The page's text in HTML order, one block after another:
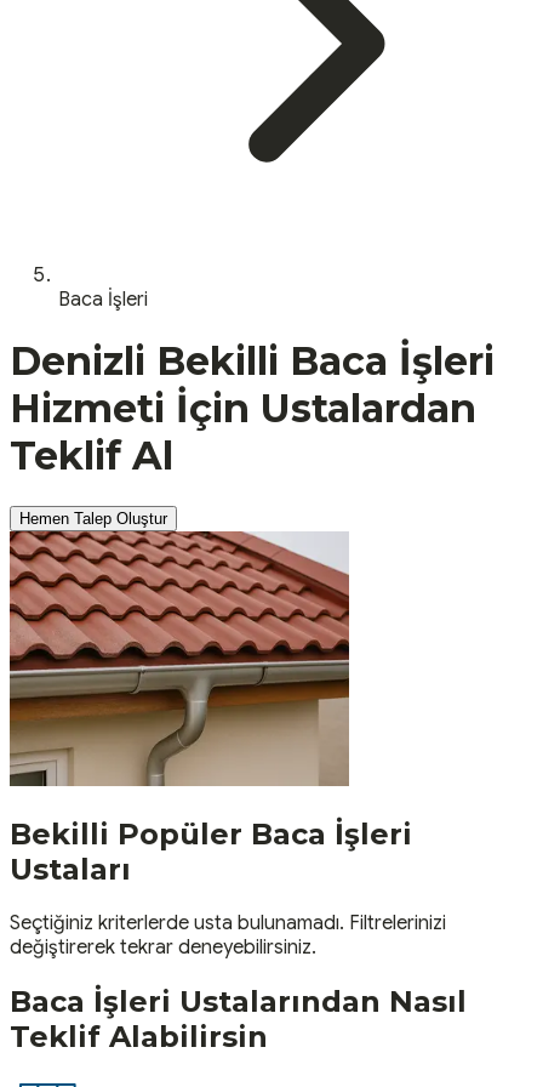
Baca İşleri
Denizli Bekilli Baca İşleri
Hizmeti İçin Ustalardan
Teklif Al
Hemen Talep Oluştur
Bekilli Popüler Baca İşleri
Ustaları
Seçtiğiniz kriterlerde usta bulunamadı. Filtrelerinizi
değiştirerek tekrar deneyebilirsiniz.
Baca İşleri Ustalarından Nasıl
Teklif Alabilirsin